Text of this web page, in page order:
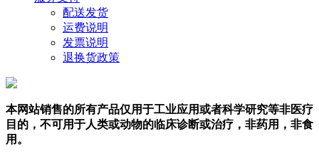
配送发货
运费说明
发票说明
退换货政策
本网站销售的所有产品仅用于工业应用或者科学研究等非医疗
目的，不可用于人类或动物的临床诊断或治疗，非药用，非食
用。